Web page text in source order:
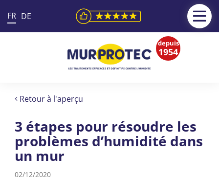
FR DE
depuis
1954
Retour à l'aperçu
3 étapes pour résoudre les
problèmes d’humidité dans
un mur
02/12/2020